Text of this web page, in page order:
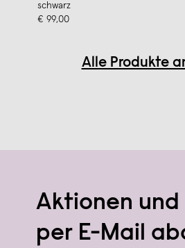
schwarz
€ 99,00
Alle Produkte
Aktionen und
per E-Mail